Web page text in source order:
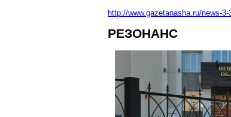
http://www.gazetanasha.ru/news-3-
РЕЗОНАНС